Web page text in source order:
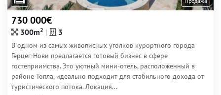
730 000€
300m2 3
В одном из самых живописных уголков курортного города
Герцег-Нови предлагается готовый бизнес в сфере
гостеприимства. Это уютный мини-отель, расположенный в
районе Топла, идеально подходит для стабильного дохода от
туристического потока. Локация...